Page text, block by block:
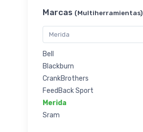
Marcas (Multiherramientas)
Bell
Blackburn
CrankBrothers
FeedBack Sport
Merida
Sram